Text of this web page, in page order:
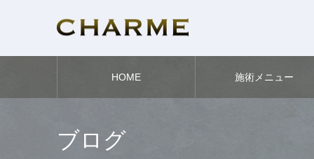
HOME 施術メニュー
ブログ